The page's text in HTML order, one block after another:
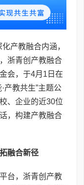
化产教融合内涵，
浙青创产教融合
会，于4月1日在
产教共生”主题公
、企业的近30位
，构建产教融合
融合新径
台，浙青创产教